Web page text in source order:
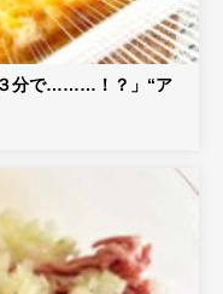
３分で………！？」“ア